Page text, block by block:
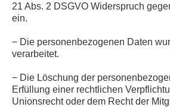
21 Abs. 2 DSGVO Widerspruch
ein.
− Die personenbezogenen Daten
verarbeitet.
− Die Löschung der
Erfüllung einer rechtlichen
Unionsrecht oder dem Recht der